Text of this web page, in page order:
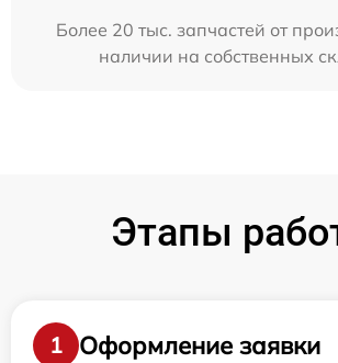
Более 20 тыс. запчастей от
наличии на собственных
Этапы
1
Оформление заявки